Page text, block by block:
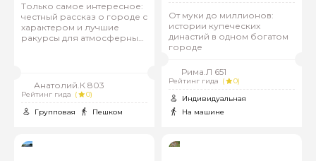
Только самое интересное:
честный рассказ о городе с
характером и лучшие
ракурсы для атмосферных
Анатолий.К 803
Рейтинг гида (
0)
Групповая
Пешком
От муки до миллионов:
истории купеческих
династий в одном богатом
городе
Рима.Л 651
Рейтинг гида (
0)
Индивидуальная
На машине